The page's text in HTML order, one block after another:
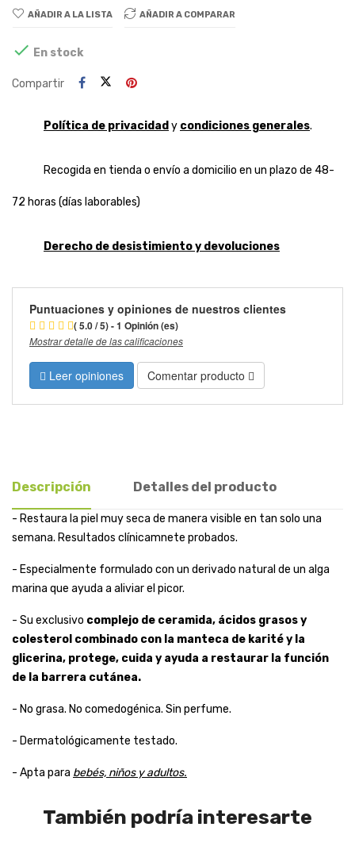
AÑADIR A LA LISTA AÑADIR A COMPARAR
 En stock
Compartir
Política de privacidad y condiciones generales.
Recogida en tienda o envío a domicilio en un plazo de 48-
72 horas (días laborables)
Derecho de desistimiento y devoluciones
Puntuaciones y opiniones de nuestros clientes
( 5.0 / 5) - 1 Opinión (es)
Mostrar detalle de las calificaciones
Leer opiniones Comentar producto
Descripción Detalles del producto
- Restaura la piel muy seca de manera visible en tan solo una
semana. Resultados clínicamnete probados.
- Especialmente formulado con un derivado natural de un alga
marina que ayuda a aliviar el picor.
- Su exclusivo complejo de ceramida, ácidos grasos y
colesterol combinado con la manteca de karité y la
glicerina, protege, cuida y ayuda a restaurar la función
de la barrera cutánea.
- No grasa. No comedogénica. Sin perfume.
- Dermatológicamente testado.
- Apta para bebés, niños y adultos.
También podría interesarte